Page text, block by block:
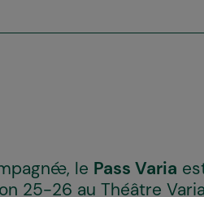
le Pass Varia
25-26 au Théâtre